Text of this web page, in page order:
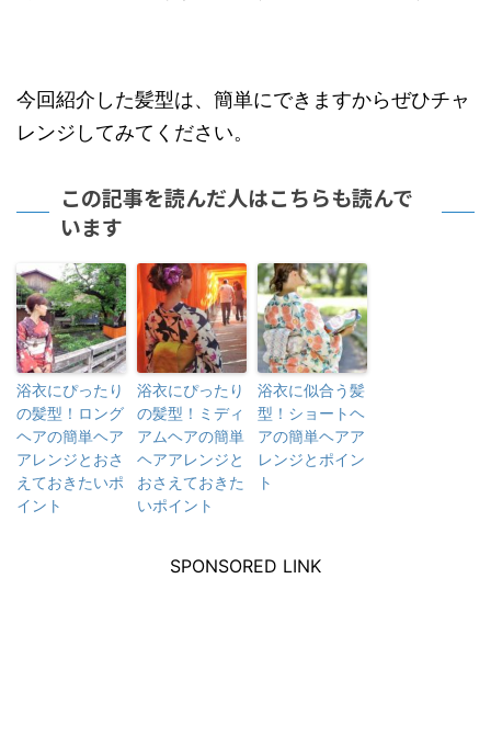
今回紹介した髪型は、簡単にできますからぜひチャ
レンジしてみてください。
この記事を読んだ人はこちらも読んで
います
浴衣にぴったり
の髪型！ロング
ヘアの簡単ヘア
アレンジとおさ
えておきたいポ
イント
浴衣にぴったり
の髪型！ミディ
アムヘアの簡単
ヘアアレンジと
おさえておきた
いポイント
浴衣に似合う髪
型！ショートヘ
アの簡単ヘアア
レンジとポイン
ト
SPONSORED LINK